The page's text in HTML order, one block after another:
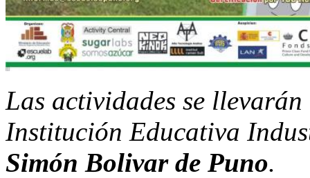
Las actividades se
Institución Educativa
Simón Bolivar de Puno.